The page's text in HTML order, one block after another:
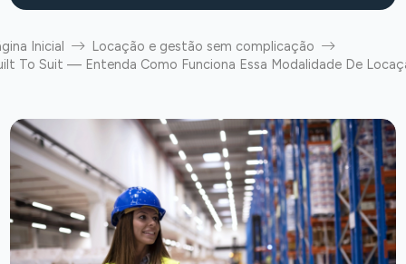
Inicial
Locação e gestão sem complicação
To Suit — Entenda Como Funciona Essa Modalidade De